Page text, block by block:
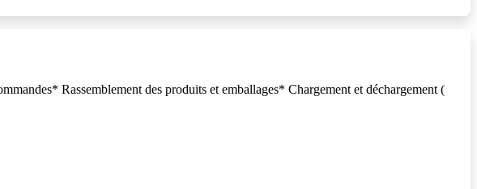
Rassemblement des produits et emballages* Chargement et déchargement (